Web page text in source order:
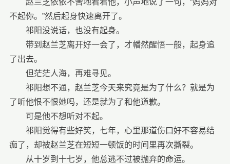
赵兰芝依依不舍地看着他，小声地说了一句，“妈妈对
不起你。”然后起身快速离开了。
祁阳没说话，也没有起身。
带到赵兰芝离开好一会了，才幡然醒悟一般，起身追
了出去。
但茫茫人海，再难寻见。
祁阳想不通，赵兰芝今天来究竟是为了什么？就是为
了听他恨不恨她吗，还是就为了和他道歉。
可是他不想听对不起。
祁阳觉得有些好笑，七年，心里那道伤口好不容易结
痂了，却被赵兰芝在短短一顿饭的时间里再次撕裂。
从十岁到十七岁，他总逃不过被抛弃的命运。